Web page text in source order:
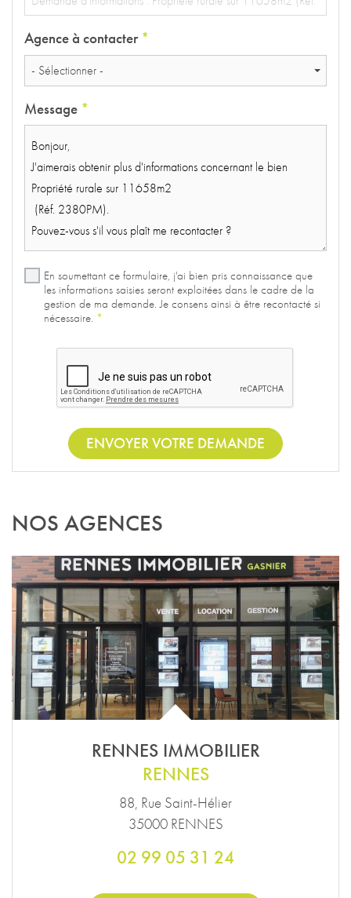
Agence à contacter *
- Sélectionner -
Message *
En soumettant ce formulaire, j'ai bien pris connaissance que
les informations saisies seront exploitées dans le cadre de la
gestion de ma demande. Je consens ainsi à être recontacté si
nécessaire. *
ENVOYER VOTRE DEMANDE
NOS AGENCES
RENNES IMMOBILIER
RENNES
88, Rue Saint-Hélier
35000 RENNES
02 99 05 31 24